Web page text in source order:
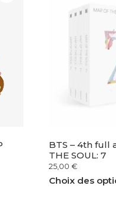
BTS – 4th full
THE SOUL: 7
25,00€
Choix des